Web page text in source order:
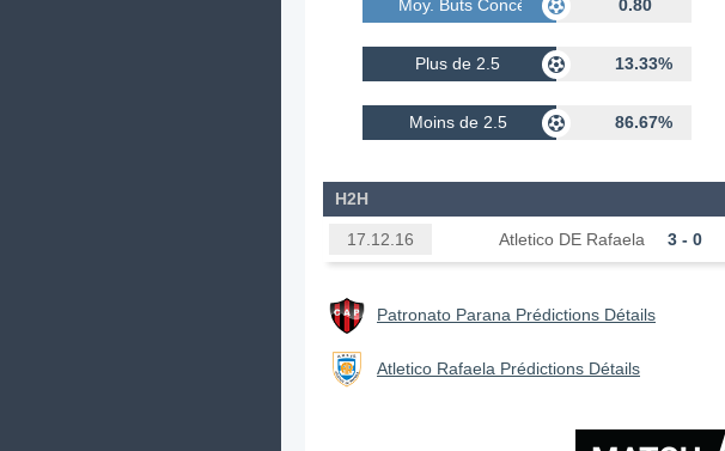
Moy. Buts Concédés 0.80
Plus de 2.5 13.33%
Moins de 2.5 86.67%
H2H
17.12.16 Atletico DE Rafaela 3 - 0
Patronato Parana Prédictions Détails
Atletico Rafaela Prédictions Détails